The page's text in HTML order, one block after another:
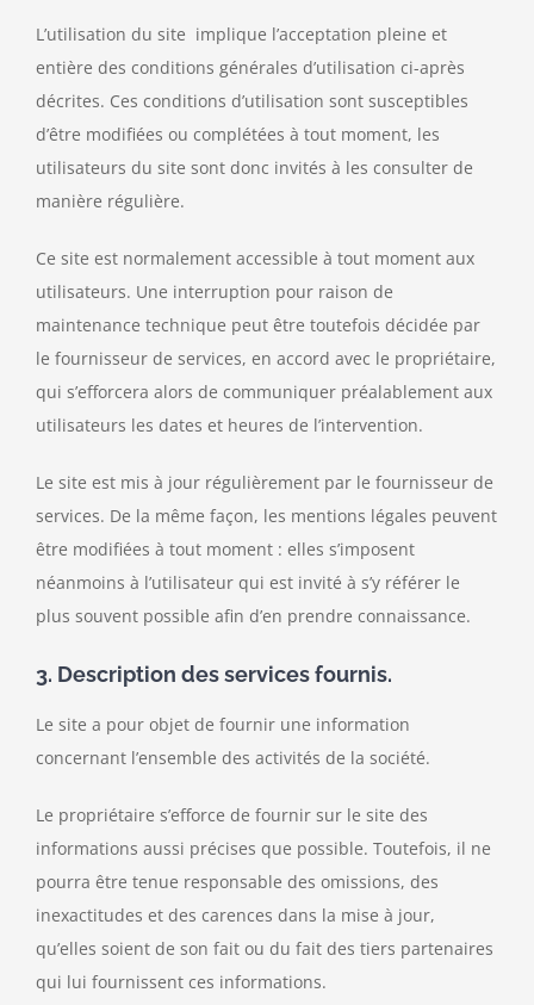
L’utilisation du site implique l’acceptation pleine et
entière des conditions générales d’utilisation ci-après
décrites. Ces conditions d’utilisation sont susceptibles
d’être modifiées ou complétées à tout moment, les
utilisateurs du site sont donc invités à les consulter de
manière régulière.
Ce site est normalement accessible à tout moment aux
utilisateurs. Une interruption pour raison de
maintenance technique peut être toutefois décidée par
le fournisseur de services, en accord avec le propriétaire,
qui s’efforcera alors de communiquer préalablement aux
utilisateurs les dates et heures de l’intervention.
Le site est mis à jour régulièrement par le fournisseur de
services. De la même façon, les mentions légales peuvent
être modifiées à tout moment : elles s’imposent
néanmoins à l’utilisateur qui est invité à s’y référer le
plus souvent possible afin d’en prendre connaissance.
3. Description des services fournis.
Le site a pour objet de fournir une information
concernant l’ensemble des activités de la société.
Le propriétaire s’efforce de fournir sur le site des
informations aussi précises que possible. Toutefois, il ne
pourra être tenue responsable des omissions, des
inexactitudes et des carences dans la mise à jour,
qu’elles soient de son fait ou du fait des tiers partenaires
qui lui fournissent ces informations.